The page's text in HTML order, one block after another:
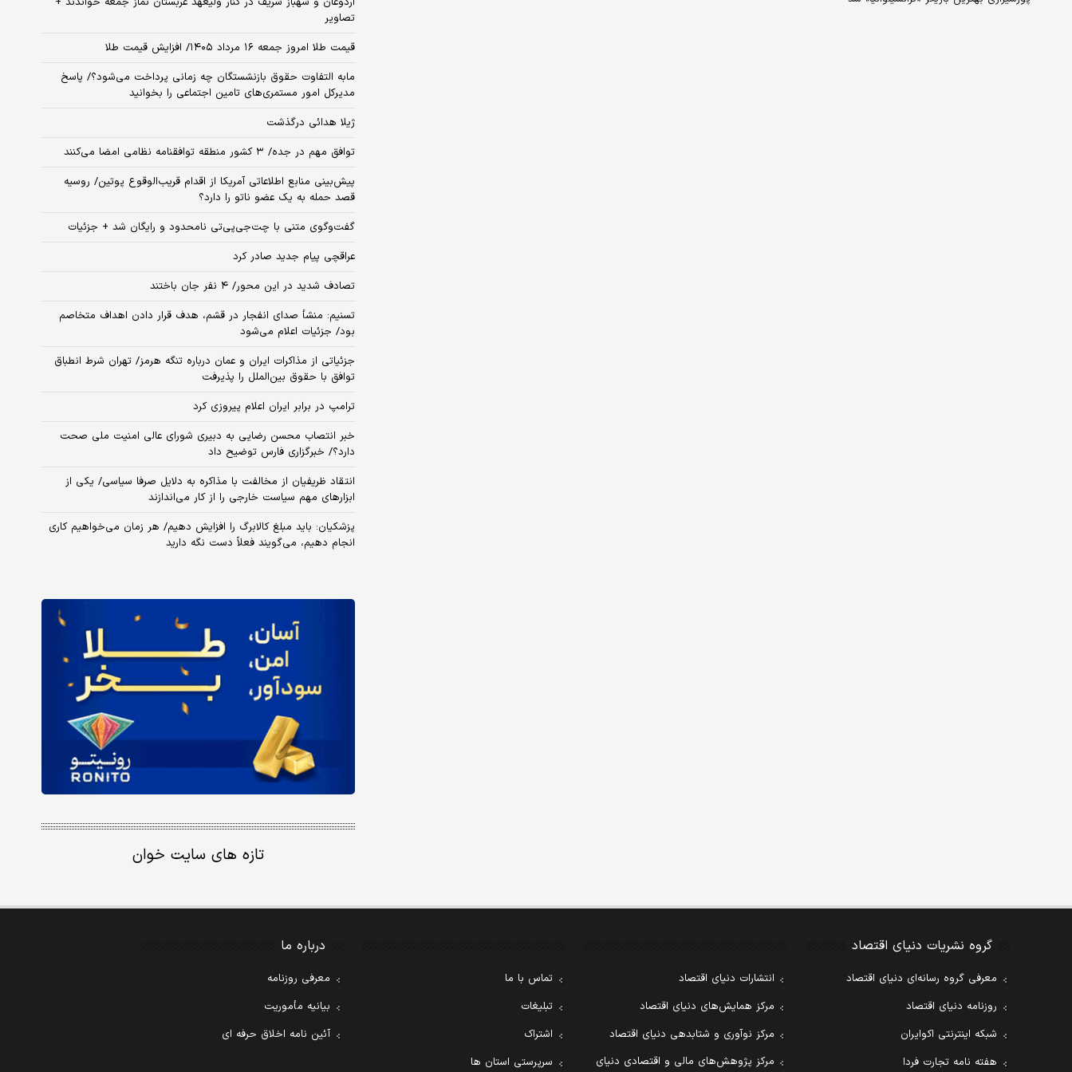
تصاویر
قیمت طلا امروز جمعه ۱۶ مرداد ۱۴۰۵/ افزایش قیمت طلا
مابه التفاوت حقوق بازنشستگان چه زمانی پرداخت می‌شود؟/ پاسخ
مدیرکل امور مستمری‌های تامین اجتماعی را بخوانید
ژیلا هدائی درگذشت
توافق مهم در جده/ ۳ کشور منطقه توافقنامه نظامی امضا می‌کنند
پیش‌بینی منابع اطلاعاتی آمریکا از اقدام قریب‌الوقوع پوتین/ روسیه
قصد حمله به یک عضو ناتو را دارد؟
گفت‌وگوی متنی با چت‌جی‌پی‌تی نامحدود و رایگان شد + جزئیات
عراقچی پیام جدید صادر کرد
تصادف شدید در این محور/ ۴ نفر جان باختند
تسنیم: منشأ صدای انفجار در قشم، هدف قرار دادن اهداف متخاصم
بود/ جزئیات اعلام می‌شود
جزئیاتی از مذاکرات ایران و عمان درباره تنگه هرمز/ تهران شرط انطباق
توافق با حقوق بین‌الملل را پذیرفت
ترامپ در برابر ایران اعلام پیروزی کرد
خبر انتصاب محسن رضایی به دبیری شورای عالی امنیت ملی صحت
دارد؟/ خبرگزاری فارس توضیح داد
انتقاد ظریفیان از مخالفت با مذاکره به دلایل صرفا سیاسی/ یکی از
ابزارهای مهم سیاست خارجی را از کار می‌اندازند
پزشکیان: باید مبلغ کالابرگ را افزایش دهیم/ هر زمان می‌خواهیم کاری
انجام دهیم، می‌گویند فعلاً دست نگه دارید
تازه های سایت خوان
گروه نشریات دنیای اقتصاد
معرفی گروه رسانه‌ای دنیای اقتصاد
روزنامه دنیای اقتصاد
شبکه اینترنتی اکوایران
هفته نامه تجارت فردا
انتشارات دنیای اقتصاد
مرکز همایش‌های دنیای اقتصاد
مرکز نوآوری و شتابدهی دنیای اقتصاد
مرکز پژوهش‌های مالی و اقتصادی دنیای
تماس با ما
تبلیغات
اشتراک
سرپرستی استان ها
درباره ما
معرفی روزنامه
بیانیه مأموریت
آئین نامه اخلاق حرفه ای